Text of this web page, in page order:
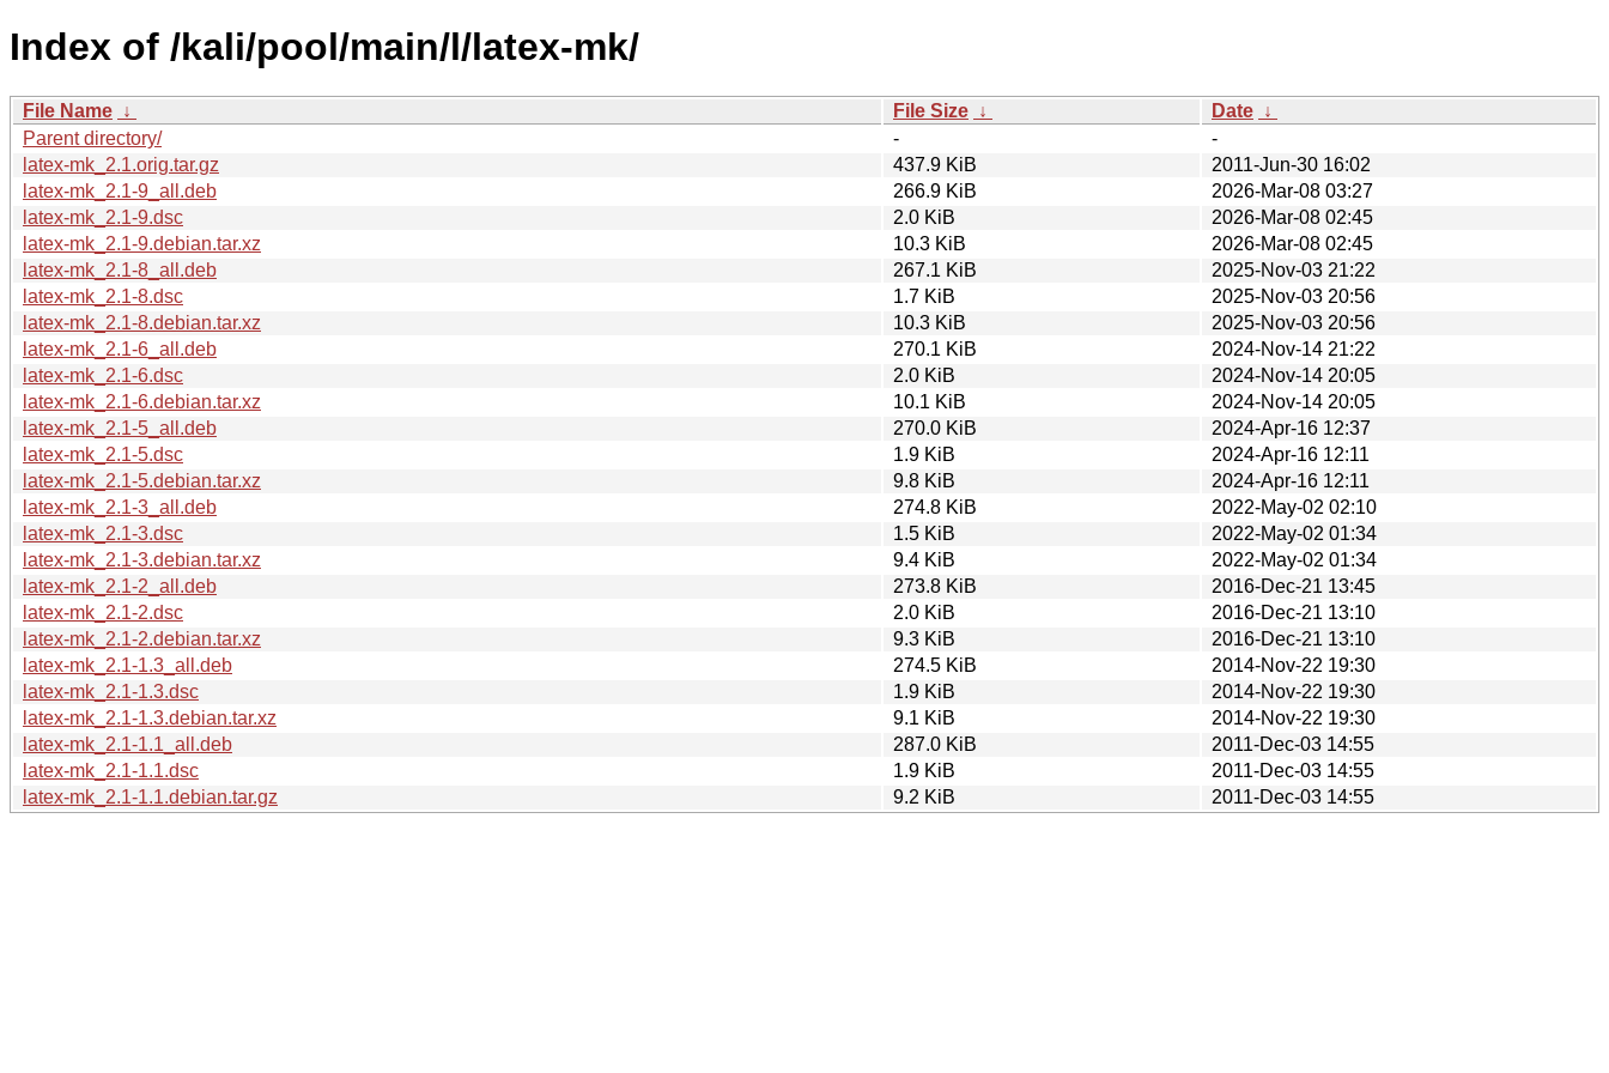
Index of /kali/pool/main/l/latex-mk/
File Name ↓ File Size ↓ Date ↓
Parent directory/
-
-
latex-mk_2.1.orig.tar.gz
437.9 KiB
2011-Jun-30 16:02
latex-mk_2.1-9_all.deb
266.9 KiB
2026-Mar-08 03:27
latex-mk_2.1-9.dsc
2.0 KiB
2026-Mar-08 02:45
latex-mk_2.1-9.debian.tar.xz
10.3 KiB
2026-Mar-08 02:45
latex-mk_2.1-8_all.deb
267.1 KiB
2025-Nov-03 21:22
latex-mk_2.1-8.dsc
1.7 KiB
2025-Nov-03 20:56
latex-mk_2.1-8.debian.tar.xz
10.3 KiB
2025-Nov-03 20:56
latex-mk_2.1-6_all.deb
270.1 KiB
2024-Nov-14 21:22
latex-mk_2.1-6.dsc
2.0 KiB
2024-Nov-14 20:05
latex-mk_2.1-6.debian.tar.xz
10.1 KiB
2024-Nov-14 20:05
latex-mk_2.1-5_all.deb
270.0 KiB
2024-Apr-16 12:37
latex-mk_2.1-5.dsc
1.9 KiB
2024-Apr-16 12:11
latex-mk_2.1-5.debian.tar.xz
9.8 KiB
2024-Apr-16 12:11
latex-mk_2.1-3_all.deb
274.8 KiB
2022-May-02 02:10
latex-mk_2.1-3.dsc
1.5 KiB
2022-May-02 01:34
latex-mk_2.1-3.debian.tar.xz
9.4 KiB
2022-May-02 01:34
latex-mk_2.1-2_all.deb
273.8 KiB
2016-Dec-21 13:45
latex-mk_2.1-2.dsc
2.0 KiB
2016-Dec-21 13:10
latex-mk_2.1-2.debian.tar.xz
9.3 KiB
2016-Dec-21 13:10
latex-mk_2.1-1.3_all.deb
274.5 KiB
2014-Nov-22 19:30
latex-mk_2.1-1.3.dsc
1.9 KiB
2014-Nov-22 19:30
latex-mk_2.1-1.3.debian.tar.xz
9.1 KiB
2014-Nov-22 19:30
latex-mk_2.1-1.1_all.deb
287.0 KiB
2011-Dec-03 14:55
latex-mk_2.1-1.1.dsc
1.9 KiB
2011-Dec-03 14:55
latex-mk_2.1-1.1.debian.tar.gz
9.2 KiB 2011-Dec-03 14:55